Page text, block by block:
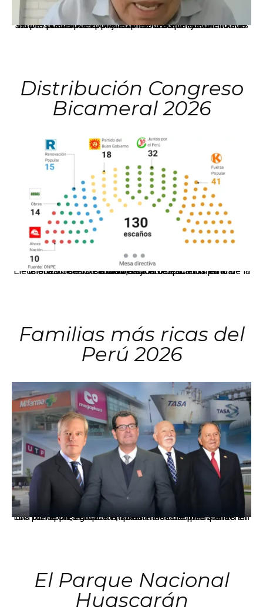
La presidenta Keiko Fujimori informó que la solicitud de indulto presentada por el expresidente Alejandro Toledo será evaluada por la Comisión de Gracias Presidenciales conforme al procedimiento establecido.
Distribución Congreso
Bicameral 2026
El JNE oficializó la distribución de escaños para la elección de 60 senadores y 130 diputados en las Elecciones Generales 2026, tras el restablecimiento de la Bicameralidad.
Familias más ricas del
Perú 2026
Los principales grupos empresariales del país mantienen una fuerte presencia en Áncash mediante inversiones en comercio, educación, salud e industria pesquera.
El Parque Nacional
Huascarán